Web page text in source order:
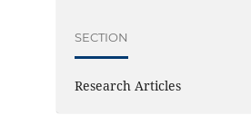
SECTION
Research Articles